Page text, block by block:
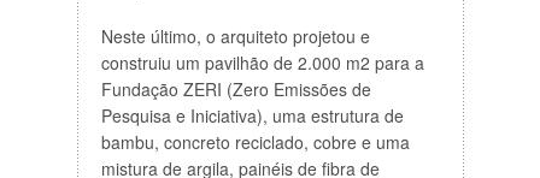
Neste último, o arquiteto projetou e
construiu um pavilhão de 2.000 m2 para a
Fundação ZERI (Zero Emissões de
Pesquisa e Iniciativa), uma estrutura de
bambu, concreto reciclado, cobre e uma
mistura de argila, painéis de fibra de